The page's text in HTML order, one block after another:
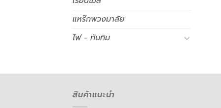
แหร๊กพวงมาลัย
ไฟ - ทับทิม
สินค้าแนะนำ